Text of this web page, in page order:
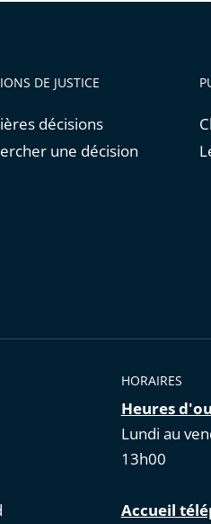
DE JUSTICE
décisions
une décision
HORAIRES
Heures
Lundi au
13h00
Accueil